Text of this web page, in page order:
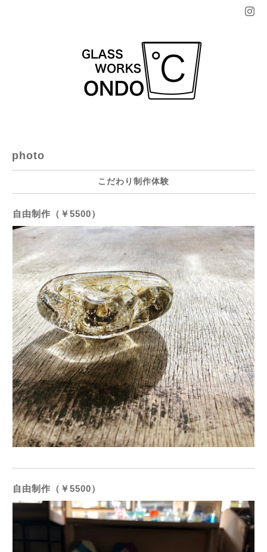
photo
こだわり制作体験
自由制作（￥5500）
自由制作（￥5500）